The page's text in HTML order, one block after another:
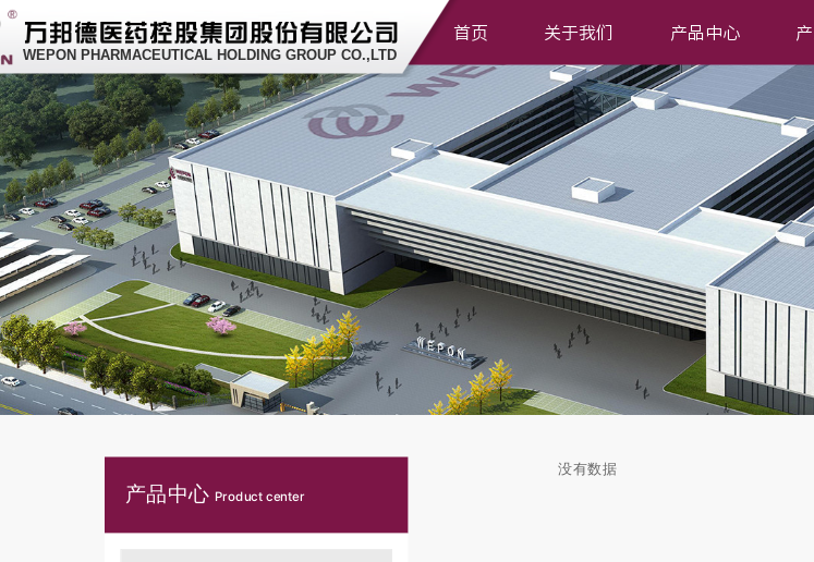
首页 关于我们 产品中心
WEPON PHARMACEUTICAL HOLDING GROUP CO.,LTD
没有数据
产品中心 Product center